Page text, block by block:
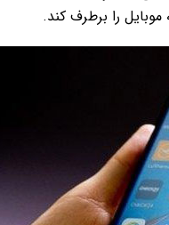
را برطرف کند.